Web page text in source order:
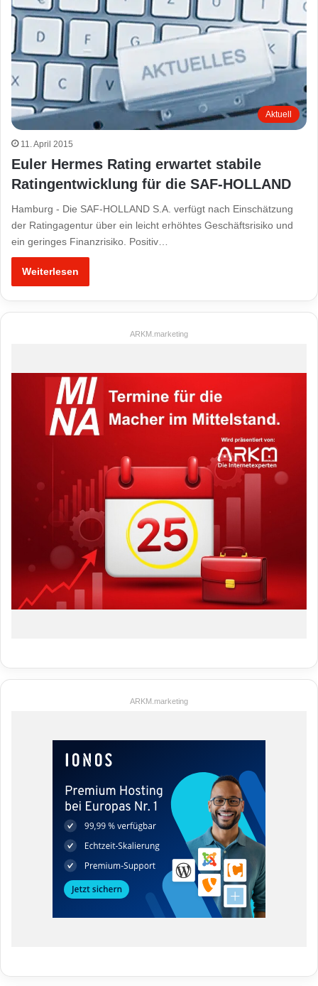
Aktuell
11. April 2015
Euler Hermes Rating erwartet stabile
Ratingentwicklung für die SAF-HOLLAND
Hamburg - Die SAF-HOLLAND S.A. verfügt nach Einschätzung
der Ratingagentur über ein leicht erhöhtes Geschäftsrisiko und
ein geringes Finanzrisiko. Positiv…
Weiterlesen
ARKM.marketing
ARKM.marketing